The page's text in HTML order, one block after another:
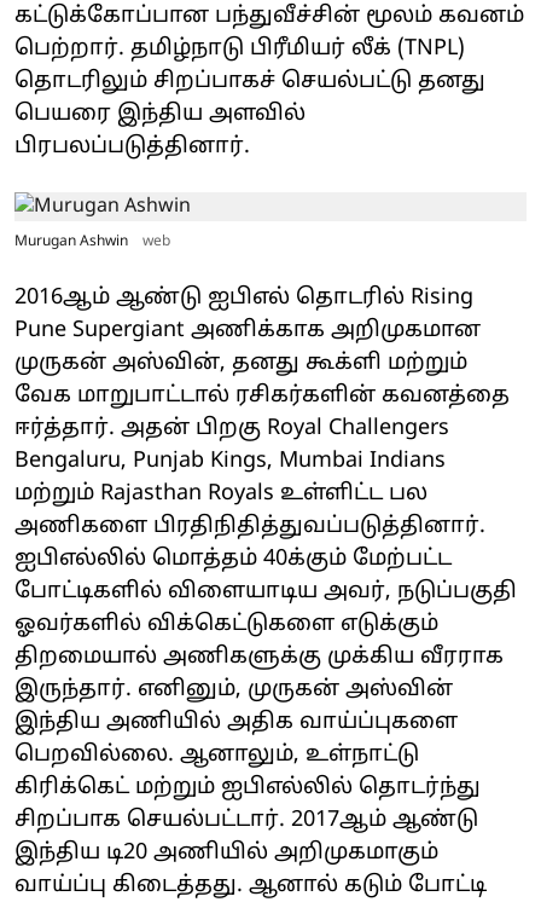
கட்டுக்கோப்பான பந்துவீச்சின் மூலம் கவனம்
பெற்றார். தமிழ்நாடு பிரீமியர் லீக் (TNPL)
தொடரிலும் சிறப்பாகச் செயல்பட்டு தனது
பெயரை இந்திய அளவில்
பிரபலப்படுத்தினார்.
Murugan Ashwin web
2016ஆம் ஆண்டு ஐபிஎல் தொடரில் Rising
Pune Supergiant அணிக்காக அறிமுகமான
முருகன் அஸ்வின், தனது கூக்ளி மற்றும்
வேக மாறுபாட்டால் ரசிகர்களின் கவனத்தை
ஈர்த்தார். அதன் பிறகு Royal Challengers
Bengaluru, Punjab Kings, Mumbai Indians
மற்றும் Rajasthan Royals உள்ளிட்ட பல
அணிகளை பிரதிநிதித்துவப்படுத்தினார்.
ஐபிஎல்லில் மொத்தம் 40க்கும் மேற்பட்ட
போட்டிகளில் விளையாடிய அவர், நடுப்பகுதி
ஓவர்களில் விக்கெட்டுகளை எடுக்கும்
திறமையால் அணிகளுக்கு முக்கிய வீரராக
இருந்தார். எனினும், முருகன் அஸ்வின்
இந்திய அணியில் அதிக வாய்ப்புகளை
பெறவில்லை. ஆனாலும், உள்நாட்டு
கிரிக்கெட் மற்றும் ஐபிஎல்லில் தொடர்ந்து
சிறப்பாக செயல்பட்டார். 2017ஆம் ஆண்டு
இந்திய டி20 அணியில் அறிமுகமாகும்
வாய்ப்பு கிடைத்தது. ஆனால் கடும் போட்டி